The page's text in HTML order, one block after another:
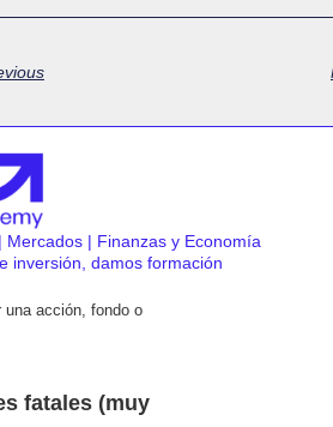
Mercados | Finanzas y Economía
inversión, damos formación
una acción, fondo o
fatales (muy